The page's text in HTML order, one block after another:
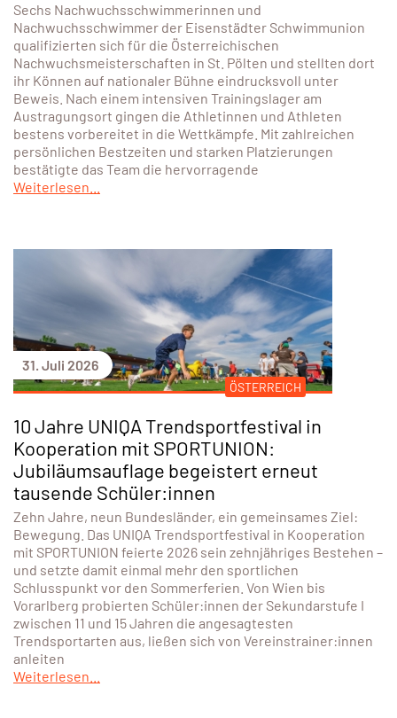
Sechs Nachwuchsschwimmerinnen und
Nachwuchsschwimmer der Eisenstädter Schwimmunion
qualifizierten sich für die Österreichischen
Nachwuchsmeisterschaften in St. Pölten und stellten dort
ihr Können auf nationaler Bühne eindrucksvoll unter
Beweis. Nach einem intensiven Trainingslager am
Austragungsort gingen die Athletinnen und Athleten
bestens vorbereitet in die Wettkämpfe. Mit zahlreichen
persönlichen Bestzeiten und starken Platzierungen
bestätigte das Team die hervorragende
Weiterlesen...
31. Juli 2026
ÖSTERREICH
10 Jahre UNIQA Trendsportfestival in
Kooperation mit SPORTUNION:
Jubiläumsauflage begeistert erneut
tausende Schüler:innen
Zehn Jahre, neun Bundesländer, ein gemeinsames Ziel:
Bewegung. Das UNIQA Trendsportfestival in Kooperation
mit SPORTUNION feierte 2026 sein zehnjähriges Bestehen –
und setzte damit einmal mehr den sportlichen
Schlusspunkt vor den Sommerferien. Von Wien bis
Vorarlberg probierten Schüler:innen der Sekundarstufe I
zwischen 11 und 15 Jahren die angesagtesten
Trendsportarten aus, ließen sich von Vereinstrainer:innen
anleiten
Weiterlesen...